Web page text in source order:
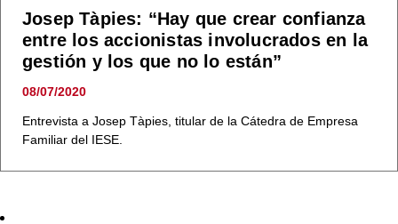
Josep Tàpies: “Hay que crear confianza
entre los accionistas involucrados en la
gestión y los que no lo están”
08/07/2020
Entrevista a Josep Tàpies, titular de la Cátedra de Empresa
Familiar del IESE.